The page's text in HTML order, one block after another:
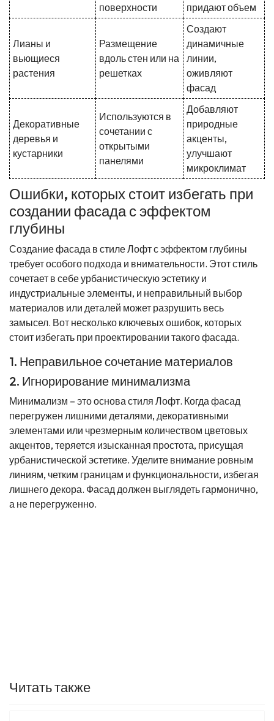
поверхности придают объем
Лианы и
вьющиеся
растения
Размещение
вдоль стен или на
решетках
Создают
динамичные
линии,
оживляют
фасад
Декоративные
деревья и
кустарники
Используются в
сочетании с
открытыми
панелями
Добавляют
природные
акценты,
улучшают
микроклимат
Ошибки, которых стоит избегать при
создании фасада с эффектом
глубины
Создание фасада в стиле Лофт с эффектом глубины
требует особого подхода и внимательности. Этот стиль
сочетает в себе урбанистическую эстетику и
индустриальные элементы, и неправильный выбор
материалов или деталей может разрушить весь
замысел. Вот несколько ключевых ошибок, которых
стоит избегать при проектировании такого фасада.
1. Неправильное сочетание материалов
2. Игнорирование минимализма
Минимализм – это основа стиля Лофт. Когда фасад
перегружен лишними деталями, декоративными
элементами или чрезмерным количеством цветовых
акцентов, теряется изысканная простота, присущая
урбанистической эстетике. Уделите внимание ровным
линиям, четким границам и функциональности, избегая
лишнего декора. Фасад должен выглядеть гармонично,
а не перегруженно.
Читать также